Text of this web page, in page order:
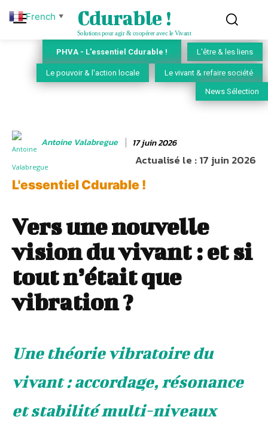
Cdurable !
Solutions pour agir & coopérer avec le Vivant
PHVA - L'essentiel Cdurable ! L'être & les liens
Le pouvoir & l'action locale Le vivant & refaire société
News Sélection
Antoine Valabregue 17 juin 2026
Actualisé le :17 juin 2026
L'essentiel Cdurable !
Vers une nouvelle
vision du vivant : et si
tout n’était que
vibration ?
Une théorie vibratoire du
vivant : accordage, résonance
et stabilité multi-niveaux
French ▼